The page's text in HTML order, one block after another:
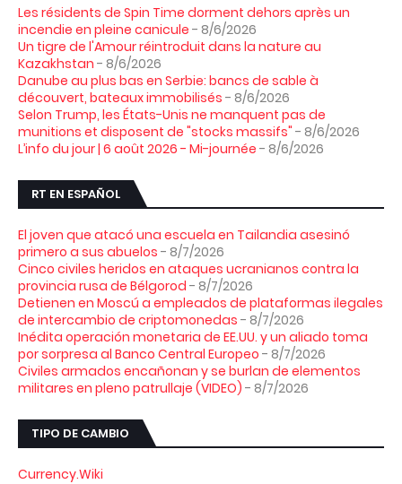
Les résidents de Spin Time dorment dehors après un
incendie en pleine canicule - 8/6/2026
Un tigre de l'Amour réintroduit dans la nature au
Kazakhstan - 8/6/2026
Danube au plus bas en Serbie: bancs de sable à
découvert, bateaux immobilisés - 8/6/2026
Selon Trump, les États-Unis ne manquent pas de
munitions et disposent de "stocks massifs" - 8/6/2026
L’info du jour | 6 août 2026 - Mi-journée - 8/6/2026
RT EN ESPAÑOL
El joven que atacó una escuela en Tailandia asesinó
primero a sus abuelos - 8/7/2026
Cinco civiles heridos en ataques ucranianos contra la
provincia rusa de Bélgorod - 8/7/2026
Detienen en Moscú a empleados de plataformas ilegales
de intercambio de criptomonedas - 8/7/2026
Inédita operación monetaria de EE.UU. y un aliado toma
por sorpresa al Banco Central Europeo - 8/7/2026
Civiles armados encañonan y se burlan de elementos
militares en pleno patrullaje (VIDEO) - 8/7/2026
TIPO DE CAMBIO
Currency.Wiki